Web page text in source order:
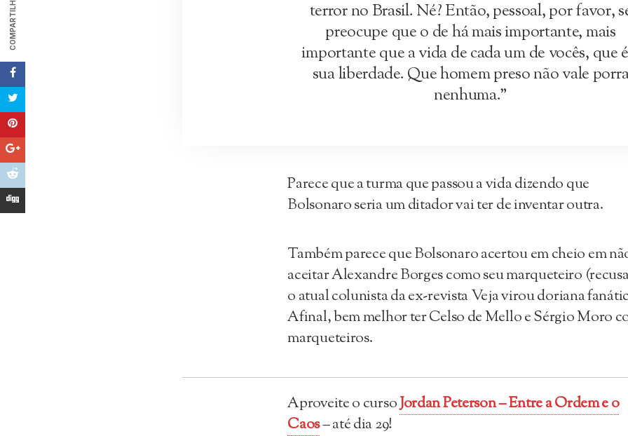
COMPARTILHAR
terror no Brasil. Né? Então, pessoal, por favor,
preocupe que o de há mais importante, mais
importante que a vida de cada um de vocês, que
sua liberdade. Que homem preso não vale
nenhuma.”
Parece que a turma que passou a vida dizendo que
Bolsonaro seria um ditador vai ter de inventar outra.
Também parece que Bolsonaro acertou em cheio em
aceitar Alexandre Borges como seu marqueteiro
o atual colunista da ex-revista Veja virou doriana
Afinal, bem melhor ter Celso de Mello e Sérgio Moro
marqueteiros.
Aproveite o cursoJordan Peterson – Entre a Ordem e o
Caos– até dia 29!